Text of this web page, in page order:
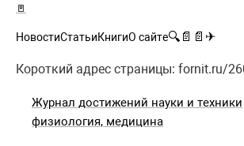
🚪
НовостиСтатьиКнигиО сайте🔍 📄 📄 ✈
Короткий адрес страницы: fornit.ru/
Журнал достижений науки и техники
физиология, медицина